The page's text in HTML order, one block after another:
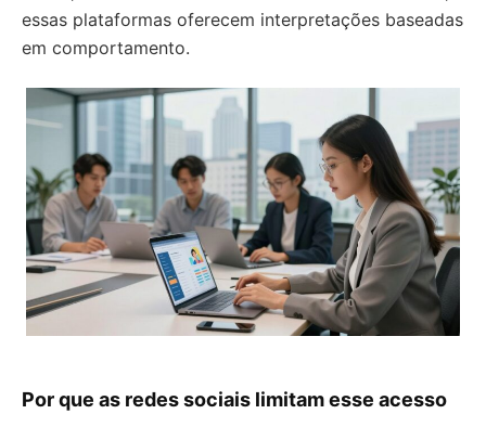
essas plataformas oferecem interpretações baseadas
em comportamento.
Por que as redes sociais limitam esse acesso